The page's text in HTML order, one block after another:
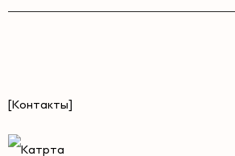
[Контакты]